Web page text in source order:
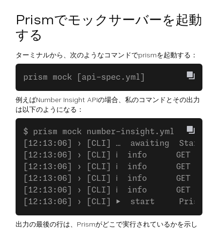
Prismでモックサーバーを起動
する
ターミナルから、次のようなコマンドでprismを起動する：
prism mock [api-spec.yml]
例えばNumber Insight APIの場合、私のコマンドとその出力
は以下のようになる：
$ prism mock number-insight.yml
[12:13:06] › [CLI] …  awaiting  Starting
[12:13:06] › [CLI] ℹ  info      GET
[12:13:06] › [CLI] ℹ  info      GET
[12:13:06] › [CLI] ℹ  info      GET
[12:13:06] › [CLI] ℹ  info      GET
[12:13:06] › [CLI] ▶  start     Prism
出力の最後の行は、Prismがどこで実行されているかを示し